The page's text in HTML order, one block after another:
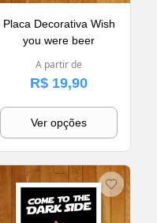
Placa Decorativa Wish
you were beer
A partir de
R$ 19,90
Ver opções